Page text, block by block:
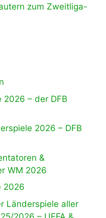
zum Zweitliga-
2026 – der DFB
2026 – DFB
&
WM 2026
2026
Länderspiele aller